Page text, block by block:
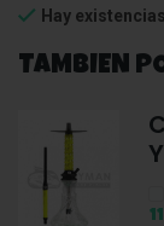
Hay existencias
TAMBIEN